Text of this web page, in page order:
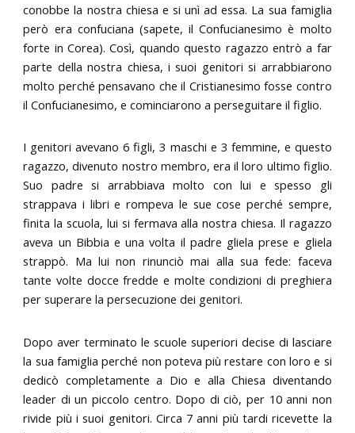
conobbe la nostra chiesa e si unì ad essa. La sua famiglia
però era confuciana (sapete, il Confucianesimo è molto
forte in Corea). Così, quando questo ragazzo entrò a far
parte della nostra chiesa, i suoi genitori si arrabbiarono
molto perché pensavano che il Cristianesimo fosse contro
il Confucianesimo, e cominciarono a perseguitare il figlio.
I genitori avevano 6 figli, 3 maschi e 3 femmine, e questo
ragazzo, divenuto nostro membro, era il loro ultimo figlio.
Suo padre si arrabbiava molto con lui e spesso gli
strappava i libri e rompeva le sue cose perché sempre,
finita la scuola, lui si fermava alla nostra chiesa. Il ragazzo
aveva un Bibbia e una volta il padre gliela prese e gliela
strappò. Ma lui non rinunciò mai alla sua fede: faceva
tante volte docce fredde e molte condizioni di preghiera
per superare la persecuzione dei genitori.
Dopo aver terminato le scuole superiori decise di lasciare
la sua famiglia perché non poteva più restare con loro e si
dedicò completamente a Dio e alla Chiesa diventando
leader di un piccolo centro. Dopo di ciò, per 10 anni non
rivide più i suoi genitori. Circa 7 anni più tardi ricevette la